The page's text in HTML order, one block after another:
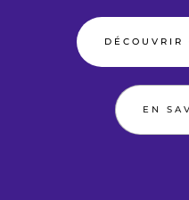
DÉCOUVRIR
EN